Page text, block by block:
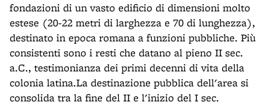
fondazioni di un vasto edificio di dimensioni molto
estese (20-22 metri di larghezza e 70 di lunghezza),
destinato in epoca romana a funzioni pubbliche. Più
consistenti sono i resti che datano al pieno II sec.
a.C., testimonianza dei primi decenni di vita della
colonia latina.La destinazione pubblica dell'area si
consolida tra la fine del II e l'inizio del I sec.